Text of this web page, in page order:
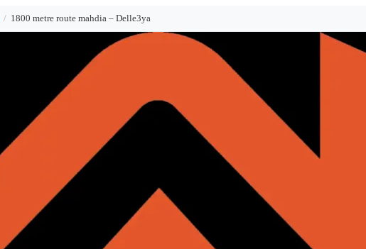
/ 1800 metre route mahdia – Delle3ya